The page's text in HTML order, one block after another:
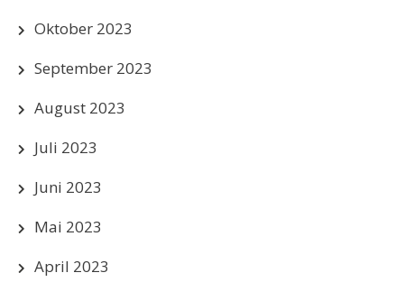
Oktober 2023
September 2023
August 2023
Juli 2023
Juni 2023
Mai 2023
April 2023